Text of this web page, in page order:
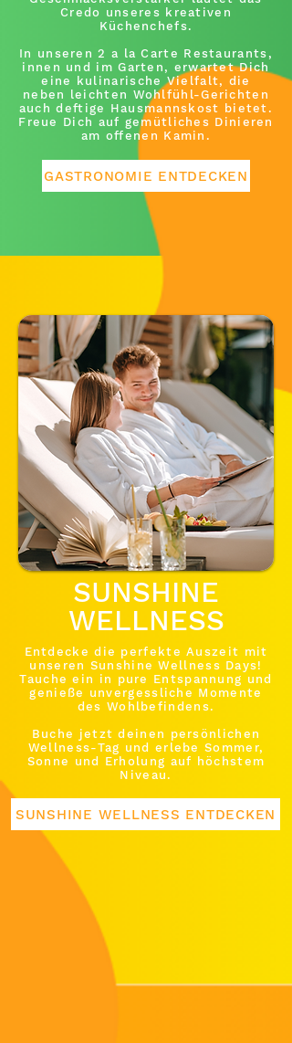
Credo unseres kreativen
Küchenchefs.
In unseren 2 a la Carte Restaurants,
innen und im Garten, erwartet Dich
eine kulinarische Vielfalt, die
neben leichten Wohlfühl-Gerichten
auch deftige Hausmannskost bietet.
Freue Dich auf gemütliches Dinieren
am offenen Kamin.
GASTRONOMIE ENTDECKEN
SUNSHINE
WELLNESS
Entdecke die perfekte Auszeit mit
unseren Sunshine Wellness Days!
Tauche ein in pure Entspannung und
genieße unvergessliche Momente
des Wohlbefindens.
Buche jetzt deinen persönlichen
Wellness-Tag und erlebe Sommer,
Sonne und Erholung auf höchstem
Niveau.
SUNSHINE WELLNESS ENTDECKEN